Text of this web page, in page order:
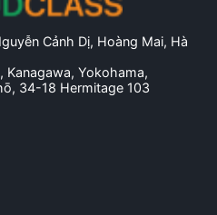
Cảnh Dị, Hoàng Mai, Hà
Kanagawa, Yokohama,
34-18 Hermitage 103